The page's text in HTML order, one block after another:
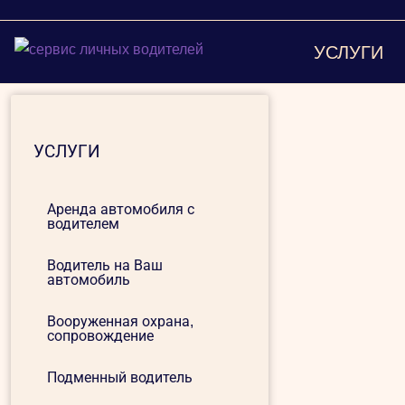
УСЛУГИ
УСЛУГИ
Аренда автомобиля с
водителем
Водитель на Ваш
автомобиль
Вооруженная охрана,
сопровождение
Подменный водитель